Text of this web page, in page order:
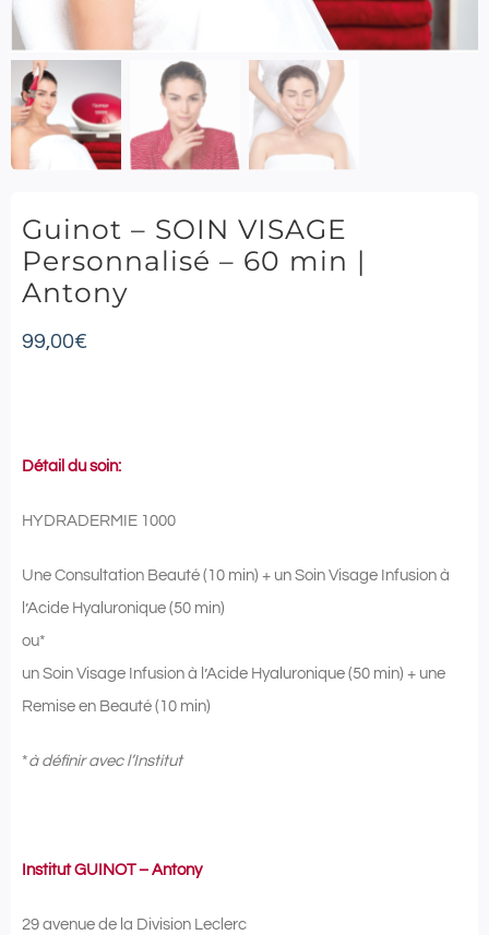
Guinot – SOIN VISAGE
Personnalisé – 60 min |
Antony
99,00€
Détail du soin:
HYDRADERMIE 1000
Une Consultation Beauté (10 min) + un Soin Visage Infusion à
l’Acide Hyaluronique (50 min)
ou*
un Soin Visage Infusion à l’Acide Hyaluronique (50 min) + une
Remise en Beauté (10 min)
*à définir avec l’Institut
Institut GUINOT – Antony
29 avenue de la Division Leclerc